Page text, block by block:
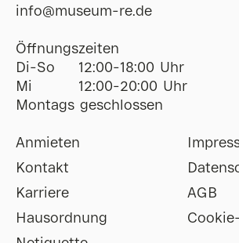
ofni@museum-re de
Öffnungszeiten
Di-So
12:00-18:00 Uhr
Mi
12:00-20:00 Uhr
Montags geschlossen
Anmieten
Kontakt
Karriere
Hausordnung
AGB